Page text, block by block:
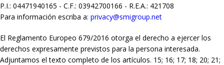
P.I.: 04471940165 - C.F.: 03942700166 - R.E.A.: 421708
Para información escriba a: privacy@smigroup.net
El Reglamento Europeo 679/2016 otorga el derecho a ejercer los
derechos expresamente previstos para la persona interesada.
Adjuntamos el texto completo de los artículos. 15; 16; 17; 18; 20; 21;